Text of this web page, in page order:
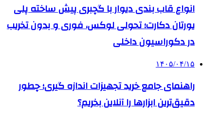
انواع قاب بندی دیوار با گچبری پیش ساخته پلی
یورتان دکارت؛ تحولی لوکس، فوری و بدون تخریب
در دکوراسیون داخلی
۱۴۰۵/۰۴/۱۵
راهنمای جامع خرید تجهیزات اندازه گیری؛ چطور
دقیق‌ترین ابزارها را آنلاین بخریم؟